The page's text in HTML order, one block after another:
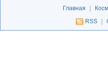
Главная |
RSS
|